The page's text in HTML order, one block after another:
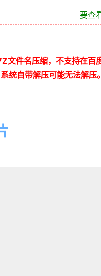
要查
文件名压缩，不支持在百
统自带解压可能无法解压。